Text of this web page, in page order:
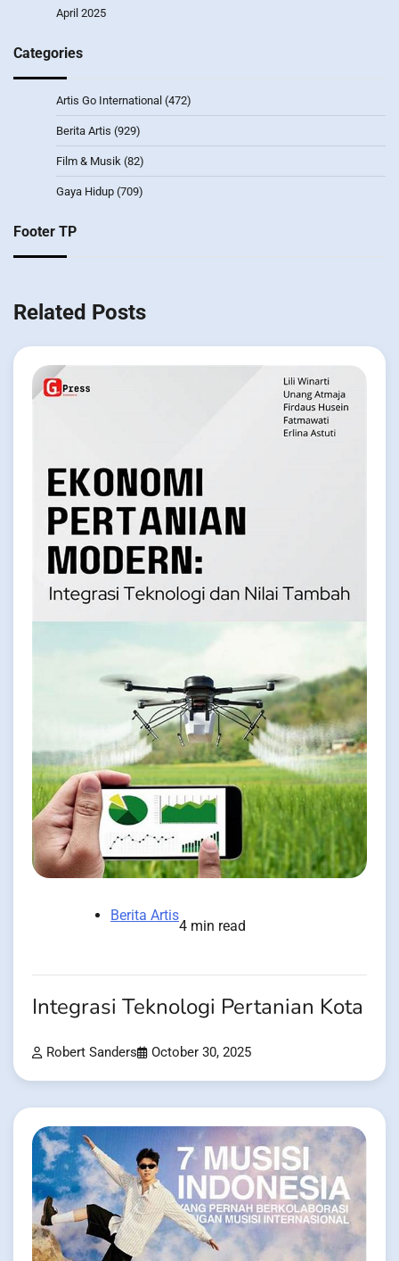
April 2025
Categories
Artis Go International (472)
Berita Artis (929)
Film & Musik (82)
Gaya Hidup (709)
Footer TP
Related Posts
Berita Artis
4 min read
Integrasi Teknologi Pertanian Kota
Robert Sanders October 30, 2025